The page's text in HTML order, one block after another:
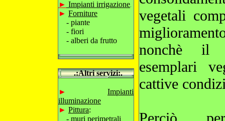
► Impianti irrigazione
► Forniture
- piante
- fiori
- alberi da frutto
.:Altri servizi:.
►
Impianti
illuminazione
► Pittura:
- muri perimetrali
vegetali
nonchè il
esemplari
cattive